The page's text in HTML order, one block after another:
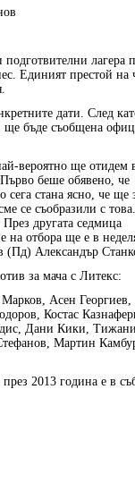
лагера
Единият престой на
дати. След
ще бъде съобщена
вероятно ще отидем
беше обявено, че
стана ясно, че ще
се съобразили с
другата седмица
на отбора ще е в
(Пд) Александър
за мача с Литекс:
Асен Георгиев,
Костас
Дани Кики,
Мартин
2013 година е в